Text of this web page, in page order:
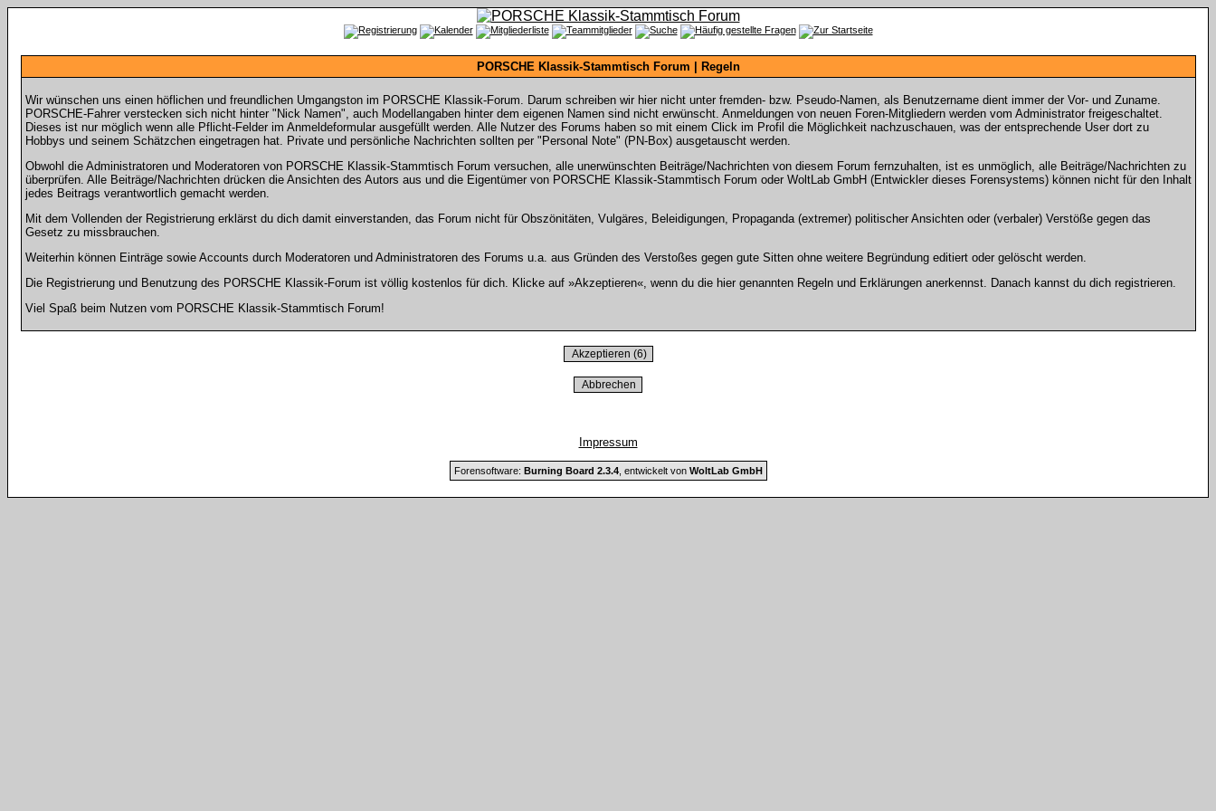
PORSCHE Klassik-Stammtisch Forum | Regeln
Wir wünschen uns einen höflichen und freundlichen Umgangston im PORSCHE Klassik-Forum. Darum schreiben wir hier nicht unter fremden- bzw. Pseudo-Namen, als Benutzername dient immer der Vor- und Zuname.
PORSCHE-Fahrer verstecken sich nicht hinter "Nick Namen", auch Modellangaben hinter dem eigenen Namen sind nicht erwünscht. Anmeldungen von neuen Foren-Mitgliedern werden vom Administrator freigeschaltet.
Dieses ist nur möglich wenn alle Pflicht-Felder im Anmeldeformular ausgefüllt werden. Alle Nutzer des Forums haben so mit einem Click im Profil die Möglichkeit nachzuschauen, was der entsprechende User dort zu
Hobbys und seinem Schätzchen eingetragen hat. Private und persönliche Nachrichten sollten per "Personal Note" (PN-Box) ausgetauscht werden.
Obwohl die Administratoren und Moderatoren von PORSCHE Klassik-Stammtisch Forum versuchen, alle unerwünschten Beiträge/Nachrichten von diesem Forum fernzuhalten, ist es unmöglich, alle Beiträge/Nachrichten zu
überprüfen. Alle Beiträge/Nachrichten drücken die Ansichten des Autors aus und die Eigentümer von PORSCHE Klassik-Stammtisch Forum oder WoltLab GmbH (Entwickler dieses Forensystems) können nicht für den Inhalt
jedes Beitrags verantwortlich gemacht werden.
Mit dem Vollenden der Registrierung erklärst du dich damit einverstanden, das Forum nicht für Obszönitäten, Vulgäres, Beleidigungen, Propaganda (extremer) politischer Ansichten oder (verbaler) Verstöße gegen das
Gesetz zu missbrauchen.
Weiterhin können Einträge sowie Accounts durch Moderatoren und Administratoren des Forums u.a. aus Gründen des Verstoßes gegen gute Sitten ohne weitere Begründung editiert oder gelöscht werden.
Die Registrierung und Benutzung des PORSCHE Klassik-Forum ist völlig kostenlos für dich. Klicke auf »Akzeptieren«, wenn du die hier genannten Regeln und Erklärungen anerkennst. Danach kannst du dich registrieren.
Viel Spaß beim Nutzen vom PORSCHE Klassik-Stammtisch Forum!
Impressum
Forensoftware: Burning Board 2.3.4, entwickelt von WoltLab GmbH